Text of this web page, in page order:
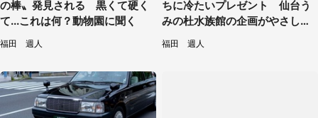
の棒〟発見される 黒くて硬く
て...これは何？動物園に聞く
福田 週人
ちに冷たいプレゼント 仙台う
みの杜水族館の企画がやさしい
【7／31～8／23】
福田 週人